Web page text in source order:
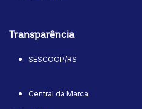
Transparência
SESCOOP/RS
Central da Marca